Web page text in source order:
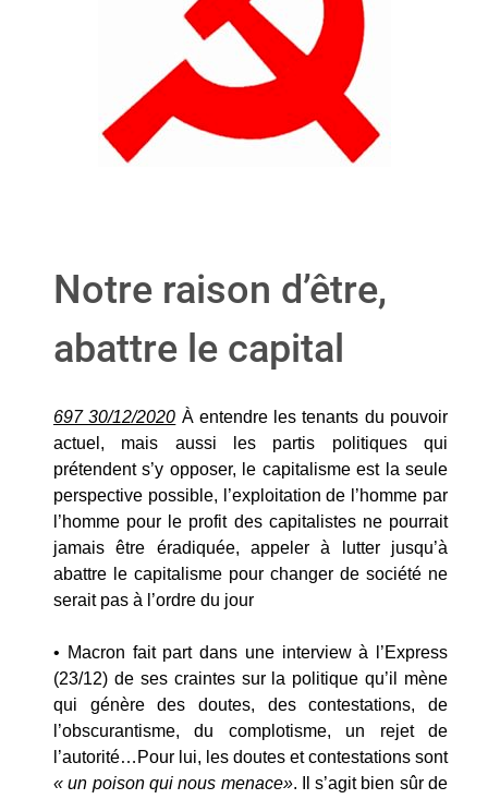
Notre raison d’être,
abattre le capital
697 30/12/2020 À entendre les tenants du pouvoir
actuel, mais aussi les partis politiques qui
prétendent s’y opposer, le capitalisme est la seule
perspective possible, l’exploitation de l’homme par
l’homme pour le profit des capitalistes ne pourrait
jamais être éradiquée, appeler à lutter jusqu’à
abattre le capitalisme pour changer de société ne
serait pas à l’ordre du jour
• Macron fait part dans une interview à l’Express
(23/12) de ses craintes sur la politique qu’il mène
qui génère des doutes, des contestations, de
l’obscurantisme, du complotisme, un rejet de
l’autorité…Pour lui, les doutes et contestations sont
« un poison qui nous menace». Il s’agit bien sûr de